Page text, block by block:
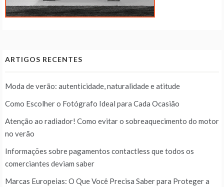
ARTIGOS RECENTES
Moda de verão: autenticidade, naturalidade e atitude
Como Escolher o Fotógrafo Ideal para Cada Ocasião
Atenção ao radiador! Como evitar o sobreaquecimento do motor
no verão
Informações sobre pagamentos contactless que todos os
comerciantes deviam saber
Marcas Europeias: O Que Você Precisa Saber para Proteger a